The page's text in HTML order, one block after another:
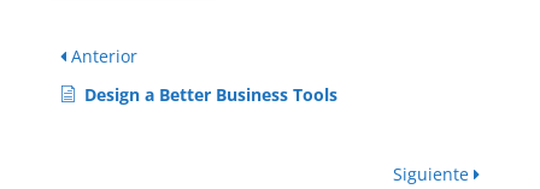
Anterior
Design a Better Business Tools
Siguiente